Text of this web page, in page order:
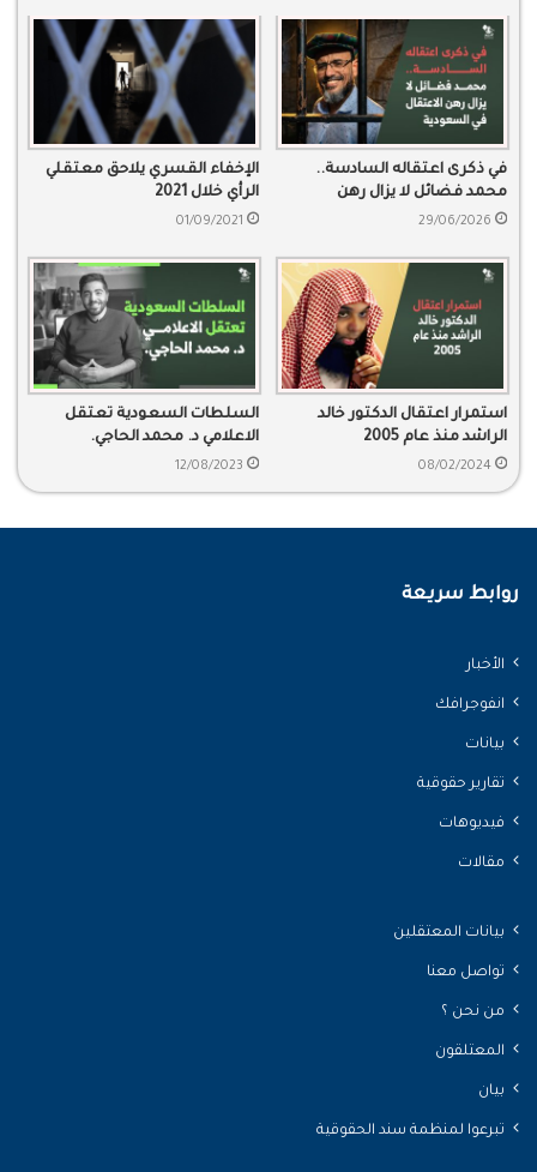
في ذكرى اعتقاله السادسة..
محمد فضائل لا يزال رهن
الاعتقال في السعودية
29/06/2026
الإخفاء القسري يلاحق معتقلي
الرأي خلال 2021
01/09/2021
استمرار اعتقال الدكتور خالد
الراشد منذ عام 2005
08/02/2024
السلطات السعودية تعتقل
الاعلامي د. محمد الحاجي.
12/08/2023
روابط سريعة
الأخبار
انفوجرافك
بيانات
تقارير حقوقية
فيديوهات
مقالات
بيانات المعتقلين
تواصل معنا
من نحن ؟
المعتلقون
بيان
تبرعوا لمنظمة سند الحقوقية